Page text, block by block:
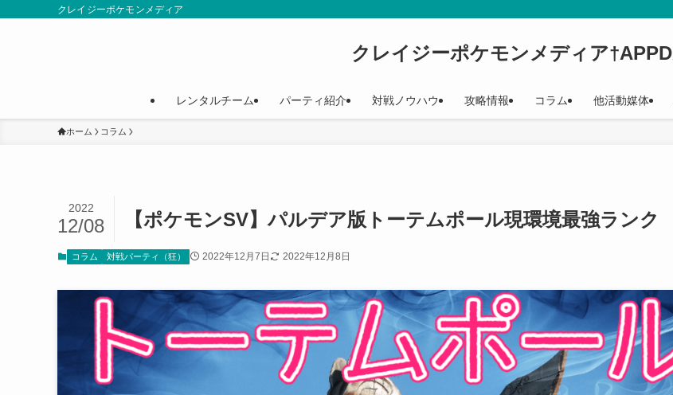
クレイジーポケモンメディア
クレイジーポケモンメディア
レンタルチーム パーティ紹介 対戦ノウハウ 攻略情報 コラム 他活動媒体
ホーム コラム
【ポケモンSV】パルデア版トーテムポール現環境最強ランク
2022
12/08
コラム 対戦パーティ（狂） 2022年12月7日 2022年12月8日